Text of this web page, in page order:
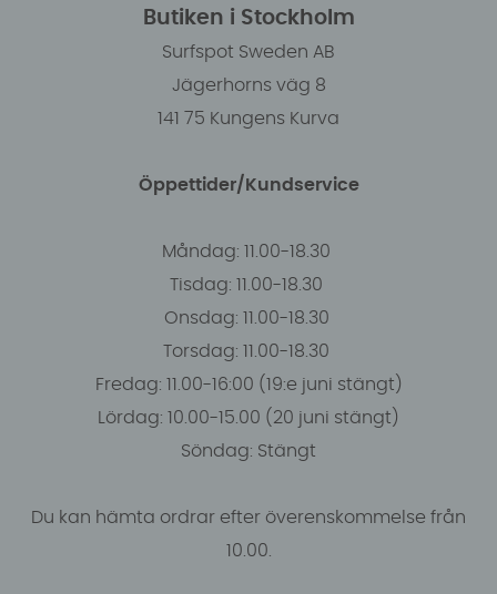
Butiken i Stockholm
Surfspot Sweden AB
Jägerhorns väg 8
141 75 Kungens Kurva
Öppettider/Kundservice
Måndag: 11.00-18.30
Tisdag: 11.00-18.30
Onsdag: 11.00-18.30
Torsdag: 11.00-18.30
Fredag: 11.00-16:00 (19:e juni stängt)
Lördag: 10.00-15.00 (20 juni stängt)
Söndag: Stängt
Du kan hämta ordrar efter överenskommelse från
10.00.